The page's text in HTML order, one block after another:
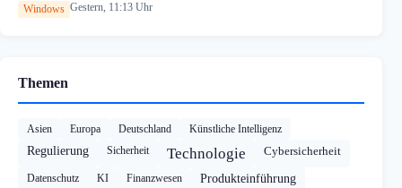
Windows Gestern, 11:13 Uhr
Themen
Asien Europa Deutschland Künstliche Intelligenz
Regulierung Sicherheit Technologie Cybersicherheit
Datenschutz KI Finanzwesen Produkteinführung